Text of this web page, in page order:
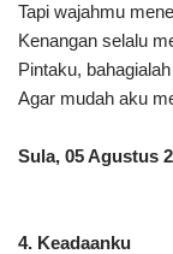
Tapi wajahmu
Kenangan selalu
Pintaku,
Agar mudah aku
Sula, 05 Agustus
4. Keadaanku